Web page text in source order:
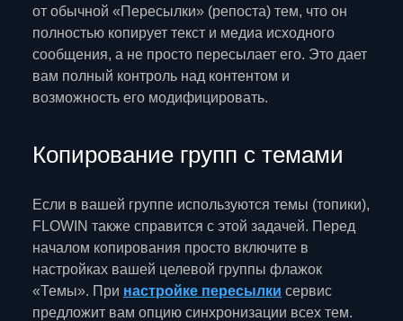
от обычной «Пересылки» (репоста) тем, что он
полностью копирует текст и медиа исходного
сообщения, а не просто пересылает его. Это дает
вам полный контроль над контентом и
возможность его модифицировать.
Копирование групп с темами
Если в вашей группе используются темы (топики),
FLOWIN также справится с этой задачей. Перед
началом копирования просто включите в
настройках вашей целевой группы флажок
«Темы». При настройке пересылки сервис
предложит вам опцию синхронизации всех тем.